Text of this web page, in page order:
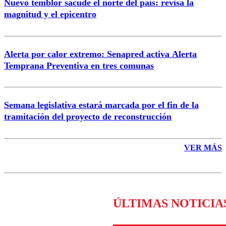
Nuevo temblor sacude el norte del país: revisa la
magnitud y el epicentro
Alerta por calor extremo: Senapred activa Alerta
Temprana Preventiva en tres comunas
Semana legislativa estará marcada por el fin de la
tramitación del proyecto de reconstrucción
VER MÁS
ÚLTIMAS